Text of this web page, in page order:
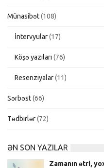
Münasibət(108)
İntervyular(17)
Köşə yazıları (76)
Resenziyalar(11)
Sərbəst(66)
Tədbirlər(72)
ƏN SON YAZILAR
Zamanın ətri,